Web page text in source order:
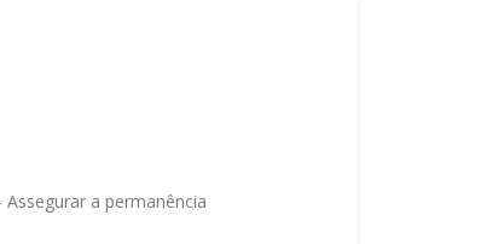
a permanência